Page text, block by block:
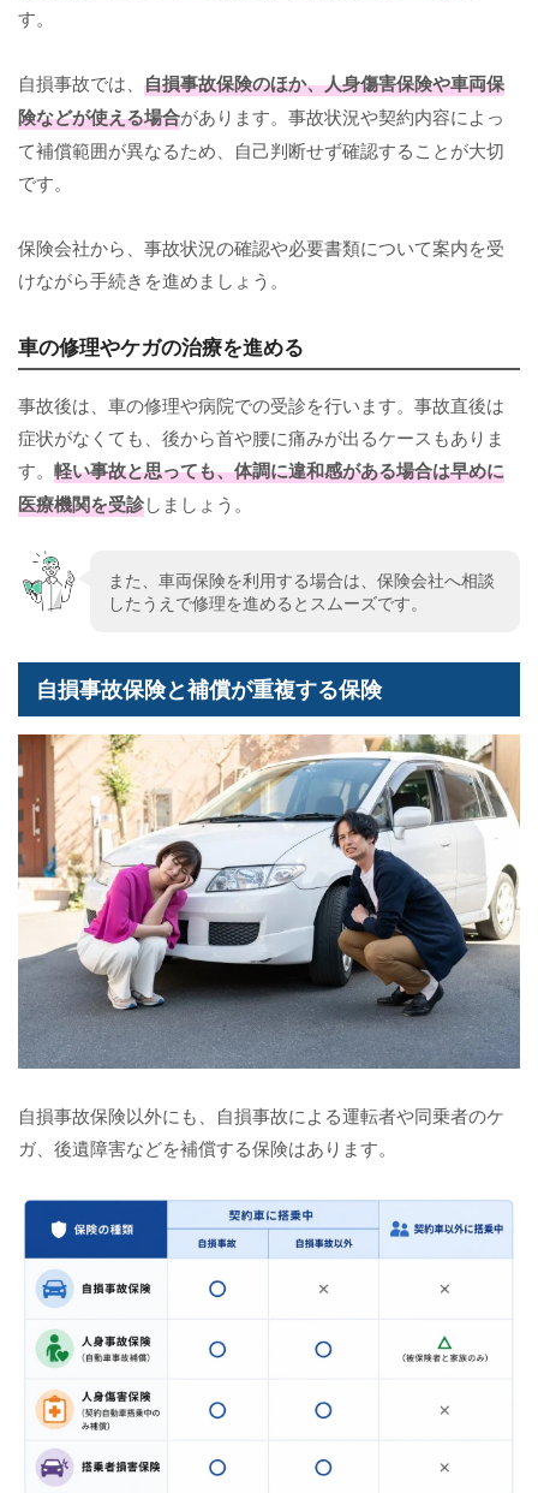
す。
自損事故では、 自損事故保険のほか、人身傷害保険や車両保
険などが使える場合があります。事故状況や契約内容によっ
て補償範囲が異なるため、自己判断せず確認することが大切
です。
保険会社から、事故状況の確認や必要書類について案内を受
けながら手続きを進めましょう。
車の修理やケガの治療を進める
事故後は、車の修理や病院での受診を行います。事故直後は
症状がなくても、後から首や腰に痛みが出るケースもありま
す。 軽い事故と思っても、体調に違和感がある場合は早めに
医療機関を受診しましょう。
また、車両保険を利用する場合は、保険会社へ相談
したうえで修理を進めるとスムーズです。
自損事故保険と補償が重複する保険
自損事故保険以外にも、自損事故による運転者や同乗者のケ
ガ、後遺障害などを補償する保険はあります。